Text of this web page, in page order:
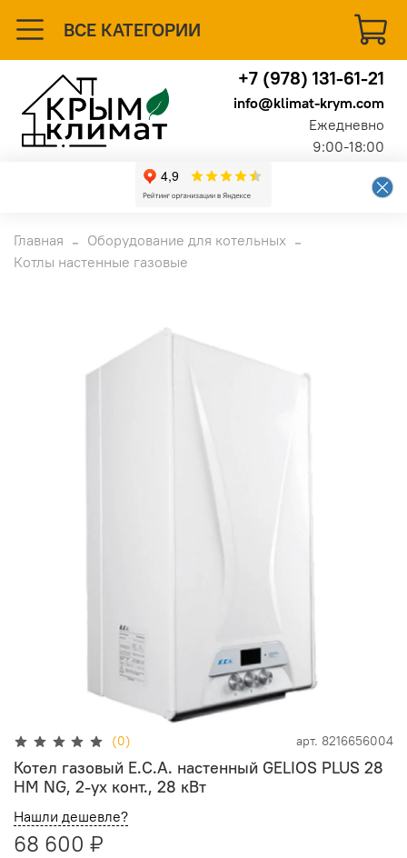
ВСЕ КАТЕГОРИИ
+7 (978) 131-61-21
info@klimat-krym.com
Ежедневно
9:00-18:00
Главная
Оборудование для котельных
Котлы настенные газовые
(0) арт. 8216656004
Котел газовый E.C.A. настенный GELIOS PLUS 28
HM NG, 2-ух конт., 28 кВт
Нашли дешевле?
68 600 ₽